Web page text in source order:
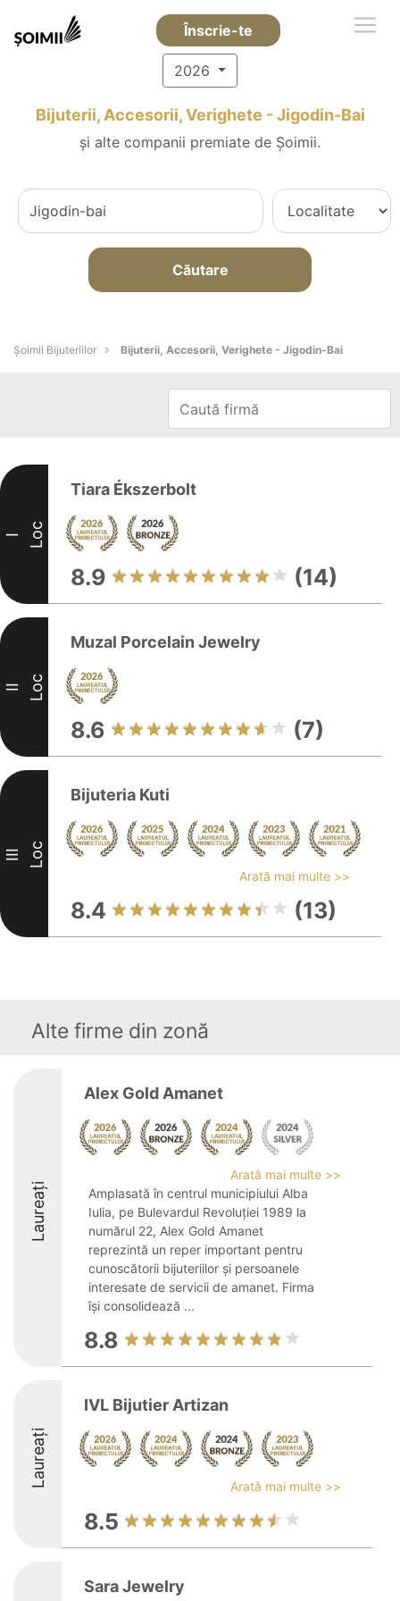
Înscrie-te
2026
Bijuterii, Accesorii, Verighete - Jigodin-Bai
și alte companii premiate de Șoimii.
Căutare
Şoimii Bijuteriilor Bijuterii, Accesorii, Verighete - Jigodin-Bai
I Loc
Tiara Ékszerbolt
8.9 (14)
II Loc
Muzal Porcelain Jewelry
8.6 (7)
III Loc
Bijuteria Kuti
Arată mai multe >>
8.4 (13)
Alte firme din zonă
Laureați
Alex Gold Amanet
Arată mai multe >>
Amplasată în centrul municipiului Alba
Iulia, pe Bulevardul Revoluției 1989 la
numărul 22, Alex Gold Amanet
reprezintă un reper important pentru
cunoscătorii bijuteriilor și persoanele
interesate de servicii de amanet. Firma
își consolidează ...
8.8
Laureați
IVL Bijutier Artizan
Arată mai multe >>
8.5
Sara Jewelry